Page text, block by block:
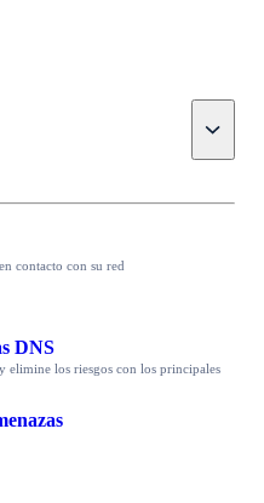
Toggle
contacto con su red
DNS
elimine los riesgos con los principales